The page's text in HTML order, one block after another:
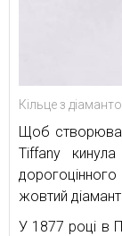
Кільце з
Щоб
Tiffany
дорогоцінного
жовтий
У 1877 році в